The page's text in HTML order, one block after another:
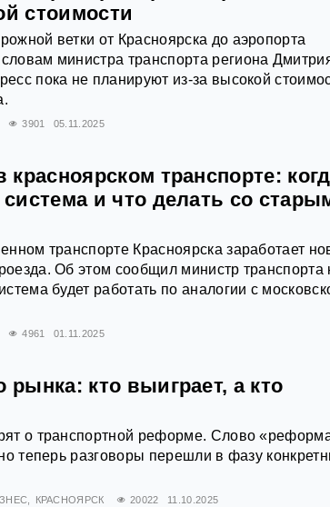
стоимости
ветки от Красноярска до аэропорта
министра транспорта региона
пока не планируют из-за высокой
3901 05.11.2025
красноярском транспорте:
система и что делать со
транспорте Красноярска заработает
Об этом сообщил министр транспорта
будет работать по аналогии с
4961 01.11.2025
рынка: кто выиграет, а кто
о транспортной реформе. Слово
теперь разговоры перешли в фазу
КРАСНОЯРСК 20022 11.10.2025